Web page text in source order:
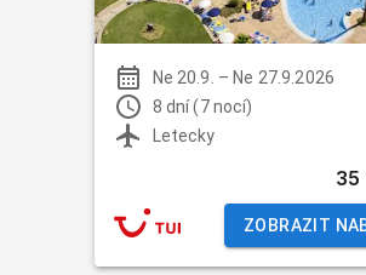
Ne 20.9. – Ne 27.9.2026
8 dní (7 nocí)
Letecky
35
ZOBRAZIT